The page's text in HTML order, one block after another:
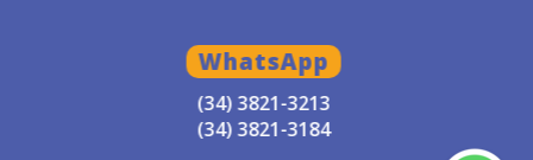
WhatsApp
(34) 3821-3213
(34) 3821-3184